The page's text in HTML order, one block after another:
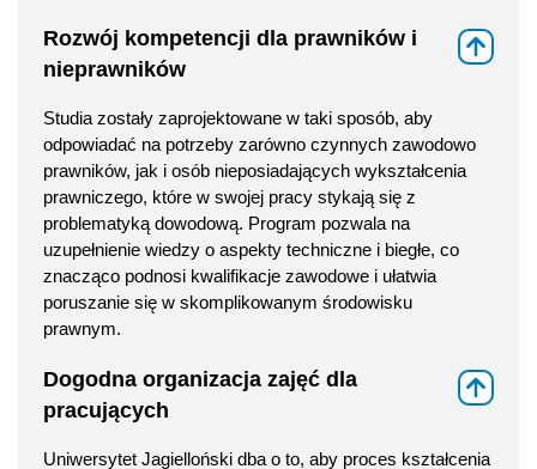
Rozwój kompetencji dla prawników i
nieprawników
Studia zostały zaprojektowane w taki sposób, aby
odpowiadać na potrzeby zarówno czynnych zawodowo
prawników, jak i osób nieposiadających wykształcenia
prawniczego, które w swojej pracy stykają się z
problematyką dowodową. Program pozwala na
uzupełnienie wiedzy o aspekty techniczne i biegłe, co
znacząco podnosi kwalifikacje zawodowe i ułatwia
poruszanie się w skomplikowanym środowisku
prawnym.
Dogodna organizacja zajęć dla
pracujących
Uniwersytet Jagielloński dba o to, aby proces kształcenia